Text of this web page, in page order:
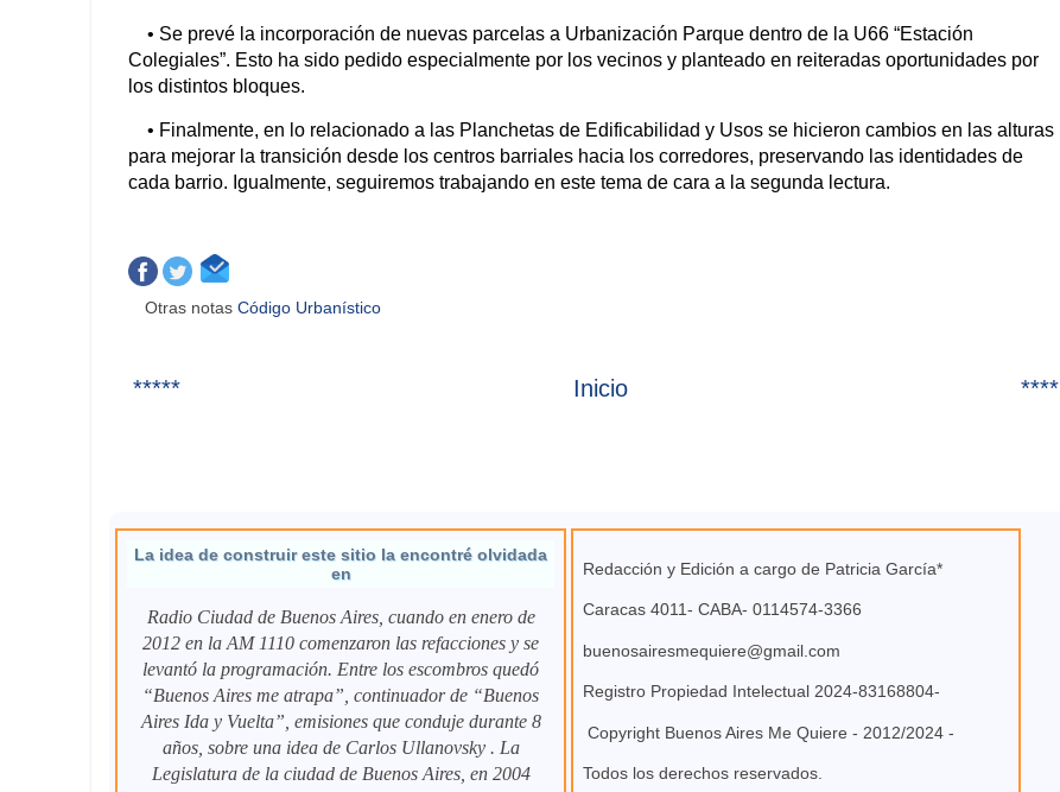
• Se prevé la incorporación de nuevas parcelas a Urbanización Parque dentro de la U66 “Estación
Colegiales”. Esto ha sido pedido especialmente por los vecinos y planteado en reiteradas oportunidades por
los distintos bloques.
• Finalmente, en lo relacionado a las Planchetas de Edificabilidad y Usos se hicieron cambios en las alturas
para mejorar la transición desde los centros barriales hacia los corredores, preservando las identidades de
cada barrio. Igualmente, seguiremos trabajando en este tema de cara a la segunda lectura.
Otras notasCódigo Urbanístico
***** ****
Inicio
La idea de construir este sitio la encontré olvidada
en
Radio Ciudad de Buenos Aires, cuando en enero de
2012 en la AM 1110 comenzaron las refacciones y se
levantó la programación. Entre los escombros quedó
“Buenos Aires me atrapa”, continuador de “Buenos
Aires Ida y Vuelta”, emisiones que conduje durante 8
años, sobre una idea de Carlos Ullanovsky . La
Legislatura de la ciudad de Buenos Aires, en 2004
Redacción y Edición a cargo de Patricia García*
Caracas 4011- CABA- 0114574-3366
buenosairesmequiere@gmail.com
Registro Propiedad Intelectual 2024-83168804-
Copyright Buenos Aires Me Quiere - 2012/2024 -
Todos los derechos reservados.